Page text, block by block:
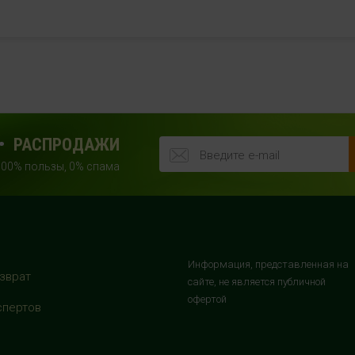
РАСПРОДАЖИ
пользы, 0% спама
Информация, представленная на
сайте, не является публичной
офертой